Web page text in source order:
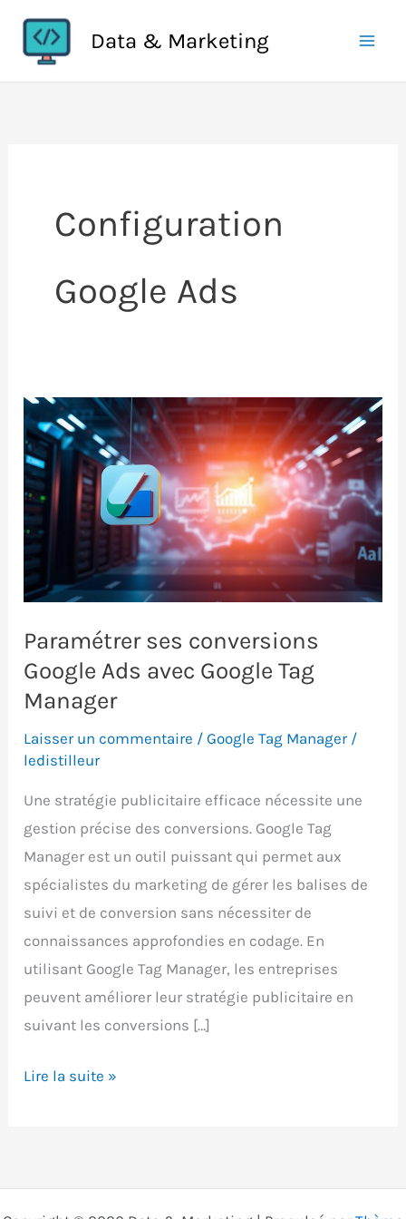
contenu
Data & Marketing
Configuration
Google Ads
Paramétrer ses conversions
Google Ads avec Google Tag
Manager
Laisser un commentaire /Google Tag Manager/
ledistilleur
Une stratégie publicitaire efficace nécessite une
gestion précise des conversions. Google Tag
Manager est un outil puissant qui permet aux
spécialistes du marketing de gérer les balises de
suivi et de conversion sans nécessiter de
connaissances approfondies en codage. En
utilisant Google Tag Manager, les entreprises
peuvent améliorer leur stratégie publicitaire en
suivant les conversions […]
Paramétrer
Ads
Lire la suite »